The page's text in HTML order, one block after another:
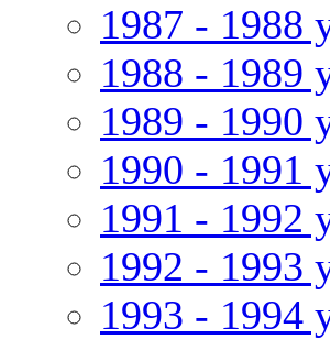
1987 - 1988
1988 - 1989
1989 - 1990
1990 - 1991
1991 - 1992
1992 - 1993
1993 - 1994